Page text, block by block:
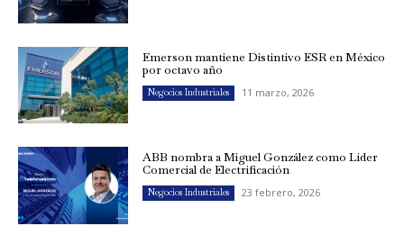
Emerson mantiene Distintivo ESR en México
por octavo año
Negocios Industriales 11 marzo, 2026
ABB nombra a Miguel González como Líder
Comercial de Electrificación
Negocios Industriales 23 febrero, 2026